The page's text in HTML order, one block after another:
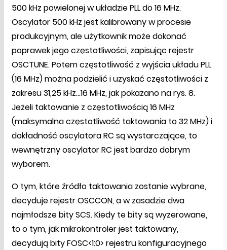
500 kHz powielonej w układzie PLL do 16 MHz.
Oscylator 500 kHz jest kalibrowany w procesie
produkcyjnym, ale użytkownik może dokonać
poprawek jego częstotliwości, zapisując rejestr
OSCTUNE. Potem częstotliwość z wyjścia układu PLL
(16 MHz) można podzielić i uzyskać częstotliwości z
zakresu 31,25 kHz…16 MHz, jak pokazano na rys. 8.
Jeżeli taktowanie z częstotliwością 16 MHz
(maksymalna częstotliwość taktowania to 32 MHz) i
dokładność oscylatora RC są wystarczające, to
wewnętrzny oscylator RC jest bardzo dobrym
wyborem.
O tym, które źródło taktowania zostanie wybrane,
decyduje rejestr OSCCON, a w zasadzie dwa
najmłodsze bity SCS. Kiedy te bity są wyzerowane,
to o tym, jak mikrokontroler jest taktowany,
decydują bity FOSC<1:0> rejestru konfiguracyjnego